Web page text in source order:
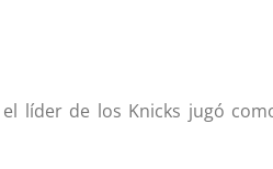
líder de los Knicks jugó